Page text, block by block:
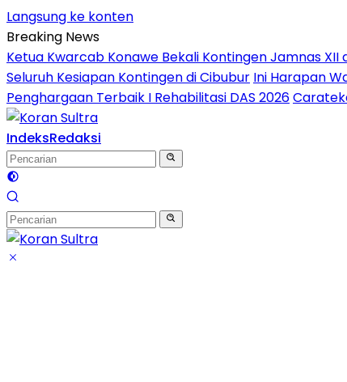
Langsung ke konten
Breaking News
Ketua Kwarcab Konawe Bekali Kontingen Jamnas
Seluruh Kesiapan Kontingen di Cibubur Ini Harapan
Penghargaan Terbaik I Rehabilitasi DAS 2026
IndeksRedaksi